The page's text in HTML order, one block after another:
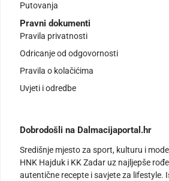
Putovanja
Pravni dokumenti
Pravila privatnosti
Odricanje od odgovornosti
Pravila o kolačićima
Uvjeti i odredbe
Dobrodošli na Dalmacijaportal.hr
Središnje mjesto za sport, kulturu i
HNK Hajduk i KK Zadar uz najljepše
autentične recepte i savjete za lifestyle.